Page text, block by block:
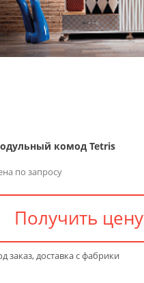
комод Tetris
по запросу
Получить цену
заказ, доставка с фабрики